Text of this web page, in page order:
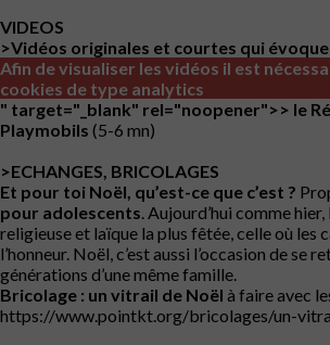
VIDEOS
>Vidéos originales et courtes qui
Afin de visualiser les vidéos il est
cookies de type analytics
" target="_blank" rel="noopener">> le
Playmobils (5-6 mn)
>ECHANGES, BRICOLAGES
Et pour toi Noël, qu’est-ce que c’est ?
pour adolescents. Aujourd’hui comme
religieuse et laïque la plus fêtée, celle où les
l’honneur. Noël, c’est aussi l’occasion de se
générations d’une même famille.
Bricolage : un vitrail de Noël à faire avec
https://www.pointkt.org/bricolages/un-